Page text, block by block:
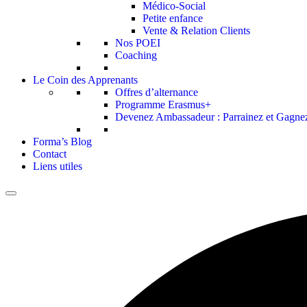
Médico-Social
Petite enfance
Vente & Relation Clients
Nos POEI
Coaching
Le Coin des Apprenants
Offres d’alternance
Programme Erasmus+
Devenez Ambassadeur : Parrainez et
Forma’s Blog
Contact
Liens utiles